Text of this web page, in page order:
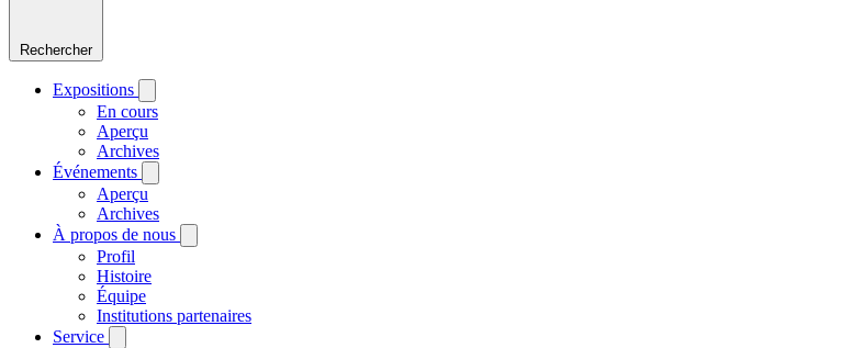
Rechercher
Expositions
En cours
Aperçu
Archives
Événements
Aperçu
Archives
À propos de nous
Profil
Histoire
Équipe
Institutions partenaires
Service